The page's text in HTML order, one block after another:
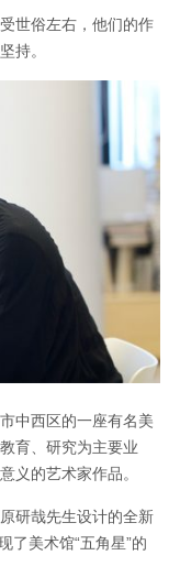
世俗左右，他们的作
持。
中西区的一座有名美
育、研究为主要业
义的艺术家作品。
研哉先生设计的全新
了美术馆“五角星”的